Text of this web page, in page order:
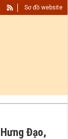
Sơ đồ website
Đạo,